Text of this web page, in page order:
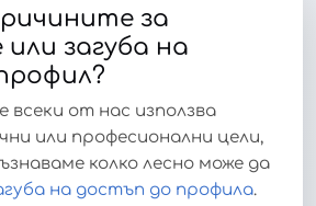
за
загуба на
всеки от нас използва
или професионални цели,
колко лесно може да
на достъп до профила.